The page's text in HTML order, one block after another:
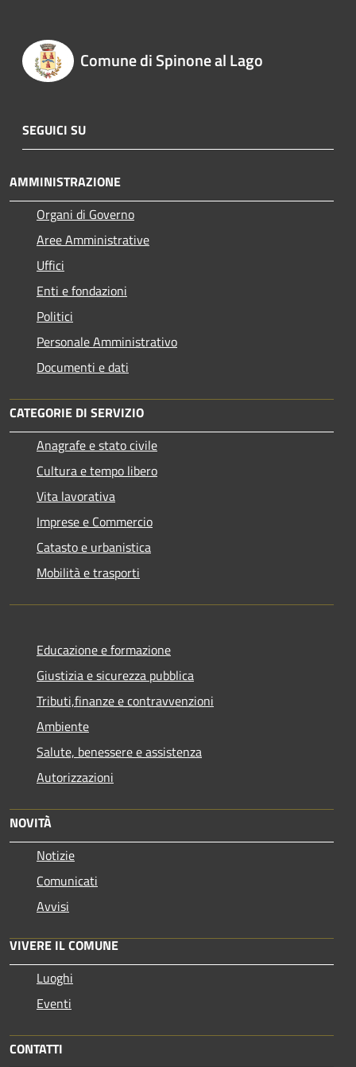
Comune di Spinone al Lago
SEGUICI SU
AMMINISTRAZIONE
Organi di Governo
Aree Amministrative
Uffici
Enti e fondazioni
Politici
Personale Amministrativo
Documenti e dati
CATEGORIE DI SERVIZIO
Anagrafe e stato civile
Cultura e tempo libero
Vita lavorativa
Imprese e Commercio
Catasto e urbanistica
Mobilità e trasporti
Educazione e formazione
Giustizia e sicurezza pubblica
Tributi,finanze e contravvenzioni
Ambiente
Salute, benessere e assistenza
Autorizzazioni
NOVITÀ
Notizie
Comunicati
Avvisi
VIVERE IL COMUNE
Luoghi
Eventi
CONTATTI